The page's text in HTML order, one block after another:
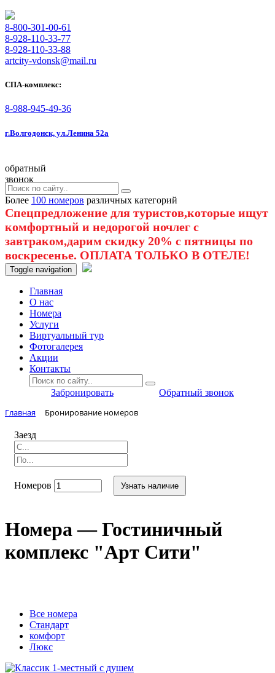
8-800-301-00-61
8-928-110-33-77
8-928-110-33-88
artcity-vdonsk@mail.ru
СПА-комплекс:
8-988-945-49-36
г.Волгодонск, ул.Ленина 52а
обратный
звонок
Более 100 номеров различных категорий
Спецпредложение для туристов,которые ищут
комфортный и недорогой ночлег с
завтраком,дарим скидку 20% с пятницы по
воскресенье. ОПЛАТА ТОЛЬКО В ОТЕЛЕ!
Toggle navigation
Главная
O нас
Номера
Услуги
Виртуальный тур
Фотогалерея
Акции
Контакты
Забронировать Обратный звонок
Главная Бронирование номеров
Заезд
Номеров Узнать наличие
Номера — Гостиничный
комплекс "Арт Сити"
Вcе номера
Стандарт
комфорт
Люкс